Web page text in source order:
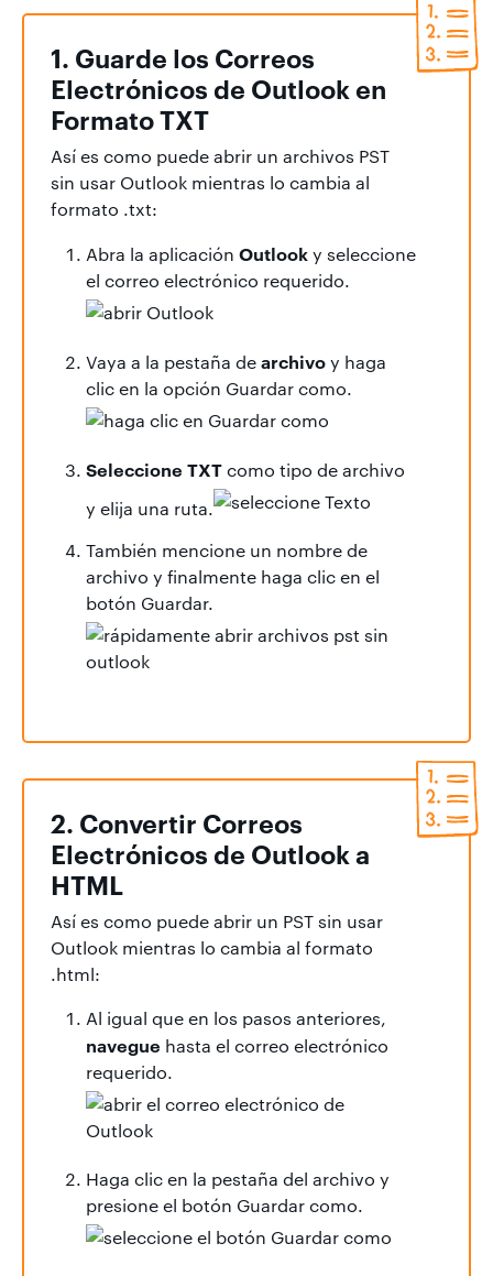
1. Guarde los Correos
Electrónicos de Outlook en
Formato TXT
Así es como puede abrir un archivos PST
sin usar Outlook mientras lo cambia al
formato .txt:
Abra la aplicación Outlooky seleccione
el correo electrónico requerido.
Vaya a la pestaña dearchivoy haga
clic en la opción Guardar como.
Seleccione TXTcomo tipo de archivo
y elija una ruta.
También mencione un nombre de
archivo y finalmente haga clic en el
botón Guardar.
2. Convertir Correos
Electrónicos de Outlook a
HTML
Así es como puede abrir un PST sin usar
Outlook mientras lo cambia al formato
.html:
Al igual que en los pasos anteriores,
navegue hasta el correo electrónico
requerido.
Haga clic en la pestaña del archivo y
presione el botón Guardar como.